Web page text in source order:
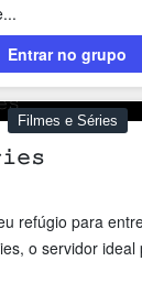
Entrar no grupo
Filmes e Séries
refúgio para
o servidor